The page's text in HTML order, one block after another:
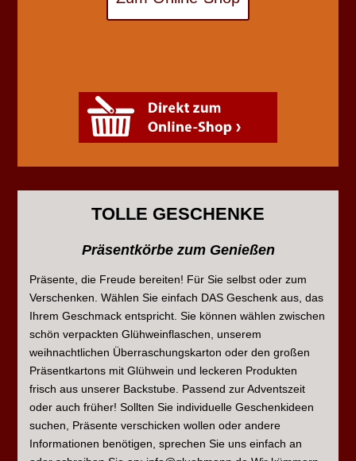
TOLLE GESCHENKE
Präsentkörbe zum Genießen
Präsente, die Freude bereiten! Für Sie selbst oder zum
Verschenken. Wählen Sie einfach DAS Geschenk aus, das
Ihrem Geschmack entspricht. Sie können wählen zwischen
schön verpackten Glühweinflaschen, unserem
weihnachtlichen Überraschungskarton oder den großen
Präsentkartons mit Glühwein und leckeren Produkten
frisch aus unserer Backstube. Passend zur Adventszeit
oder auch früher! Sollten Sie individuelle Geschenkideen
suchen, Präsente verschicken wollen oder andere
Informationen benötigen, sprechen Sie uns einfach an